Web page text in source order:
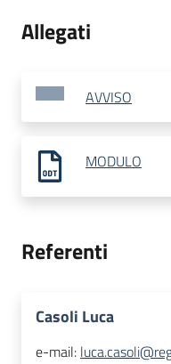
Allegati
AVVISO
MODULO
Referenti
Casoli Luca
e-mail: